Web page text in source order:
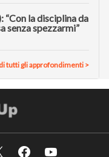
la disciplina da
senza spezzarmi”
tutti gli approfondimenti >